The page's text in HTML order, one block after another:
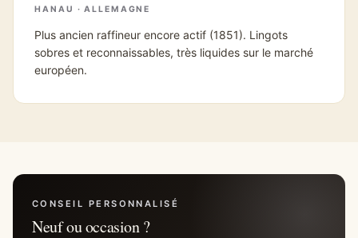
HANAU · ALLEMAGNE
Plus ancien raffineur encore actif (1851). Lingots
sobres et reconnaissables, très liquides sur le marché
européen.
CONSEIL PERSONNALISÉ
Neuf ou occasion ?